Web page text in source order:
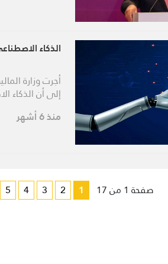
الذكاء
أجرت وزارة
إلى أن الذكاء
منذ 6 أشهر
صفحة 1 من 17 1
2
3
4
5